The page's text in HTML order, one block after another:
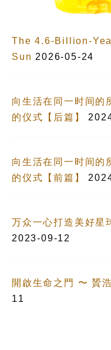
The 4.6-Billion-
Sun 2026-05-24
向生活在同一时间的
的仪式【后篇】
向生活在同一时间的
的仪式【前篇】
万众一心打造美好星
2023-09-12
開啟生命之門 〜 贇
11